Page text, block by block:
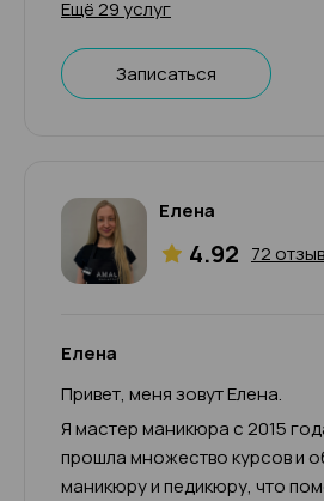
Ещё 29 услуг
Записаться
Елена
4.92 72
Елена
Привет, меня зовут Елена.
Я мастер маникюра с 2015
прошла множество курсов и
маникюру и педикюру, что